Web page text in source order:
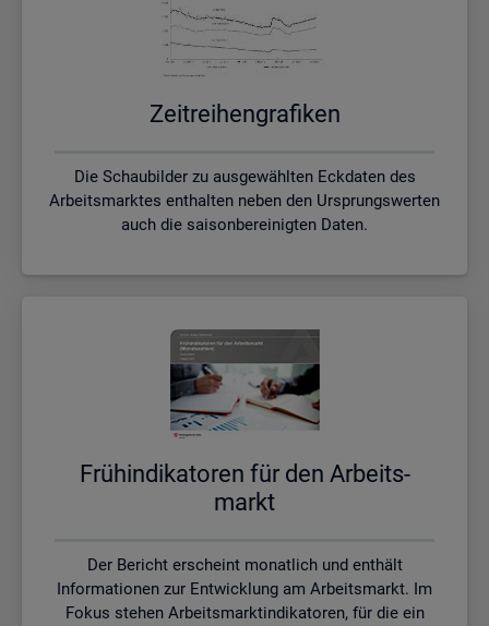
Zeit­rei­hen­gra­fi­ken
Die Schaubilder zu ausgewählten Eckdaten des
Arbeitsmarktes enthalten neben den Ursprungswerten
auch die saisonbereinigten Daten.
Früh­in­di­ka­to­ren für den Ar­beits­
markt
Der Bericht erscheint monatlich und enthält
Informationen zur Entwicklung am Arbeitsmarkt. Im
Fokus stehen Arbeitsmarktindikatoren, für die ein